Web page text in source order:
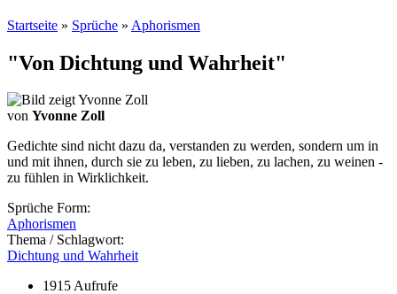
Startseite » Sprüche » Aphorismen
"Von Dichtung und Wahrheit"
von Yvonne Zoll
Gedichte sind nicht dazu da, verstanden zu werden, sondern um in
und mit ihnen, durch sie zu leben, zu lieben, zu lachen, zu weinen -
zu fühlen in Wirklichkeit.
Sprüche Form:
Aphorismen
Thema / Schlagwort:
Dichtung und Wahrheit
1915 Aufrufe